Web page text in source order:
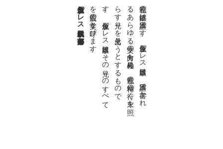
私達の
故郷は
日本語で
す
。
金魚屋プ
レ
ス
日本版は
、
日本語で
書か
れ
る
あ
ら
ゆ
る
文学の
方向を
見極め
、
私達の
精神の
行く
末を
照
ら
す
光り
を
見出そ
う
と
す
る
も
の
で
す
。
金魚屋プ
レ
ス
日本版は
そ
の
光り
の
す
べ
て
を
広義の
文学と
呼び
ま
す
。
金魚屋プレス日本版代表 齋藤都